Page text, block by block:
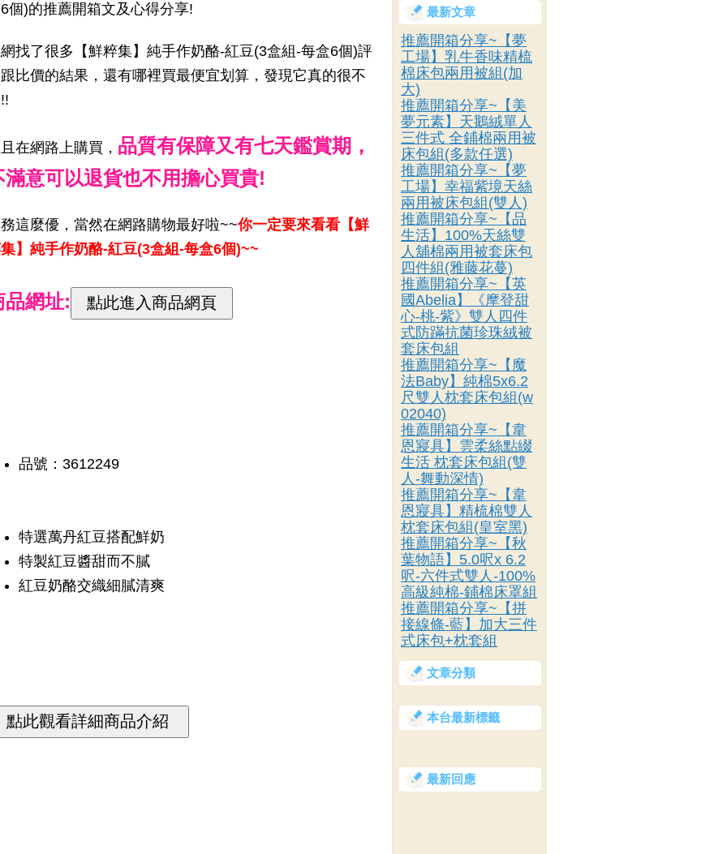
個)的推薦開箱文及心得分享!
找了很多【鮮粹集】純手作奶酪-紅豆(3盒組-每盒6個)評
比價的結果，還有哪裡買最便宜划算，發現它真的很不
在網路上購買， 品質有保障又有七天鑑賞期，
滿意可以退貨也不用擔心買貴!
這麼優，當然在網路購物最好啦~~你一定要來看看【鮮
】純手作奶酪-紅豆(3盒組-每盒6個)~~
品網址:
品號：3612249
特選萬丹紅豆搭配鮮奶
特製紅豆醬甜而不膩
紅豆奶酪交織細膩清爽
最新文章
推薦開箱分享~【夢
工場】乳牛香味精梳
棉床包兩用被組(加
大)
推薦開箱分享~【美
夢元素】天鵝絨單人
三件式 全鋪棉兩用被
床包組(多款任選)
推薦開箱分享~【夢
工場】幸福紫境天絲
兩用被床包組(雙人)
推薦開箱分享~【品
生活】100%天絲雙
人舖棉兩用被套床包
四件組(雅藤花蔓)
推薦開箱分享~【英
國Abelia】《摩登甜
心-桃-紫》雙人四件
式防蹣抗菌珍珠絨被
套床包組
推薦開箱分享~【魔
法Baby】純棉5x6.2
尺雙人枕套床包組(w
02040)
推薦開箱分享~【韋
恩寢具】雲柔絲點綴
生活 枕套床包組(雙
人-舞動深情)
推薦開箱分享~【韋
恩寢具】精梳棉雙人
枕套床包組(皇室黑)
推薦開箱分享~【秋
葉物語】5.0呎x 6.2
呎-六件式雙人-100%
高級純棉-鋪棉床罩組
推薦開箱分享~【拼
接線條-藍】加大三件
式床包+枕套組
文章分類
本台最新標籤
最新回應